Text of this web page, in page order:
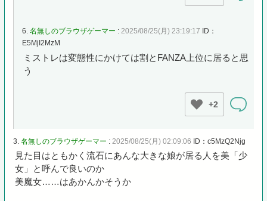
6. 名無しのブラウザゲーマー : 2025/08/25(月) 23:19:17
ID：
E5MjI2MzM
ミストレは変態性にかけては割とFANZA上位に居ると思
う
+2
3. 名無しのブラウザゲーマー : 2025/08/25(月) 02:09:06 ID：c5MzQ2Njg
見た目はともかく流石にあんな大きな娘が居る人を美「少
女」と呼んで良いのか
美魔女……はあかんかそうか